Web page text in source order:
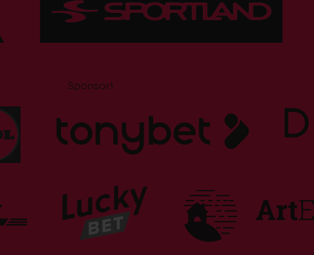
Sponsori